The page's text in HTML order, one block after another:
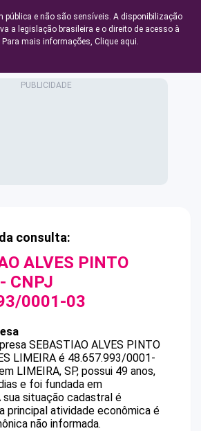
pública e não são sensíveis. A disponibilização
a legislação brasileira e o direito de acesso à
mais informações, Clique aqui.
consulta:
ALVES PINTO
- CNPJ
0001-03
SEBASTIAO ALVES PINTO
LIMEIRA é 48.657.993/0001-
LIMEIRA, SP, possui 49 anos,
e foi fundada em
sua situação cadastral é
principal atividade econômica é
não informada.